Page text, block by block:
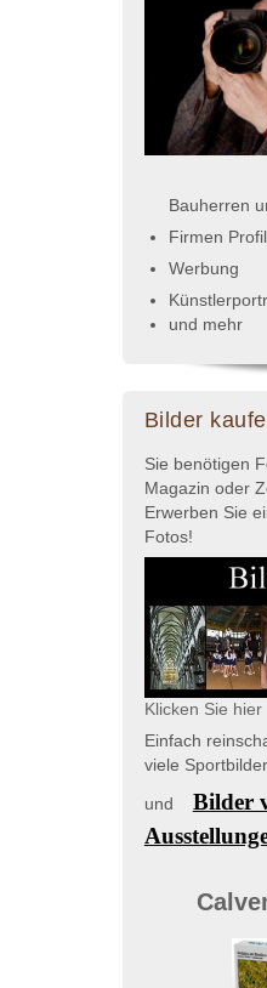
Bauherren
Firmen
Werbung
und mehr
Bilder
Sie benötigen
Magazin oder
Erwerben Sie
Fotos!
Klicken Sie hier
Einfach
viele
und
Bilder